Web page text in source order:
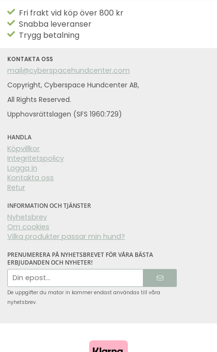
Fri frakt vid köp över 800 kr
Snabba leveranser
Trygg betalning
KONTAKTA OSS
mail@cyberspacehundcenter.com
Copyright, Cyberspace Hundcenter AB,
All Rights Reserved.
Upphovsrättslagen (SFS 1960:729)
HANDLA
Köpvillkor
Integritetspolicy
Logga in
Kontakta oss
Retur
INFORMATION OCH TJÄNSTER
Nyhetsbrev
Om cookies
Vilka produkter passar min hund?
PRENUMERERA PÅ NYHETSBREVET FÖR VÅRA BÄSTA
ERBJUDANDEN OCH NYHETER!
E-
postadress
De uppgifter du matar in kommer endast användas till våra
nyhetsbrev.